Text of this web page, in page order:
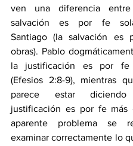
ven una diferencia
salvación es por fe
Santiago (la salvación es
obras). Pablo
la justificación es por fe
(Efesios 2:8-9), mientras
parece estar
justificación es por fe más
aparente problema se
examinar correctamente lo